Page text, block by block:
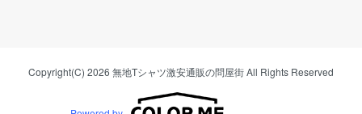
Copyright(C) 2026 無地Tシャツ激安通販の問屋街 All Rights Reserved